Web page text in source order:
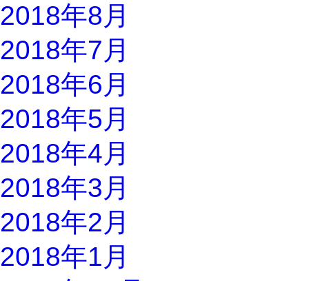
2018年8月
2018年7月
2018年6月
2018年5月
2018年4月
2018年3月
2018年2月
2018年1月